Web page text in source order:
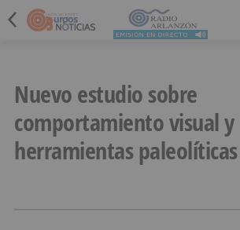
Nuevo estudio sobre
comportamiento visual y
herramientas paleolíticas